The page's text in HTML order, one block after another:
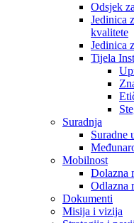
Odsjek
Jedinica
kvalitete
Jedinica
Tijela
Suradnja
Suradne
Mobilnost
Dolazna
Odlazna
Dokumenti
Misija i vizija